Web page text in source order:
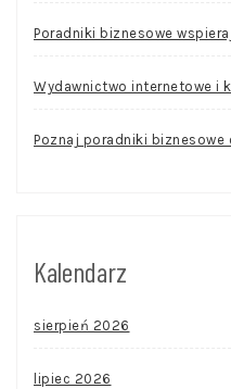
Poradniki biznesowe
Wydawnictwo internetowe i
Poznaj poradniki
Kalendarz
sierpień 2026
lipiec 2026